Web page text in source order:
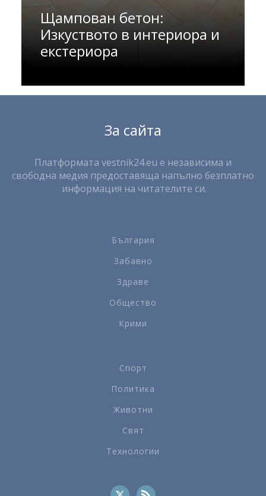
Щампован бетон:
Изкуството в интериора и
екстериора
За сайта
Платформата vestnik24.eu е независима и
свободна медия предоставяща напълно безплатно
информация на читателите си.
България
Забавно
Здраве
Общество
Крими
Спорт
Политика
Животни
Свят
Технологии